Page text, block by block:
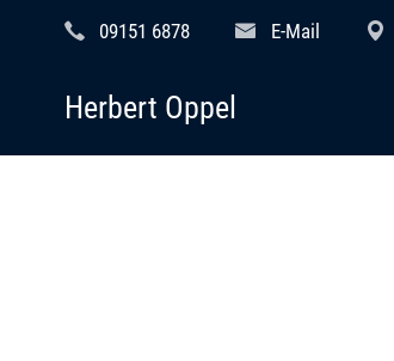
09151 6878 E-Mail
Herbert Oppel